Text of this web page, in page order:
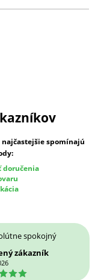
najčastejšie spomínajú
doručenia
spokojný
zákazník